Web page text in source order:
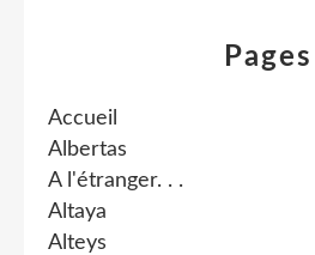
Pages
Accueil
Albertas
A l'étranger. . .
Altaya
Alteys